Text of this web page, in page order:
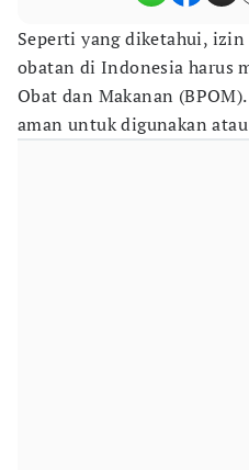
Seperti yang diketahui,
obatan di Indonesia harus
Obat dan Makanan
aman untuk digunakan